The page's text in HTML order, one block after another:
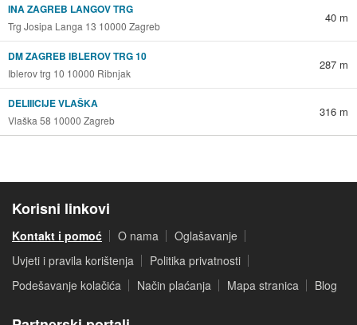
INA ZAGREB LANGOV TRG
Trg Josipa Langa 13 10000 Zagreb
40 m
DM ZAGREB IBLEROV TRG 10
Iblerov trg 10 10000 Ribnjak
287 m
DELIIICIJE VLAŠKA
Vlaška 58 10000 Zagreb
316 m
Korisni linkovi
Kontakt i pomoć O nama
Oglašavanje
Uvjeti i pravila korištenja
Politika privatnosti
Podešavanje kolačića
Način plaćanja Mapa stranica Blog